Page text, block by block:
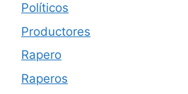
Políticos
Productores
Rapero
Raperos